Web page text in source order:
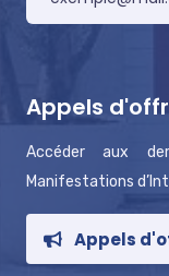
Appels
Accéder aux
Manifestations
Appels